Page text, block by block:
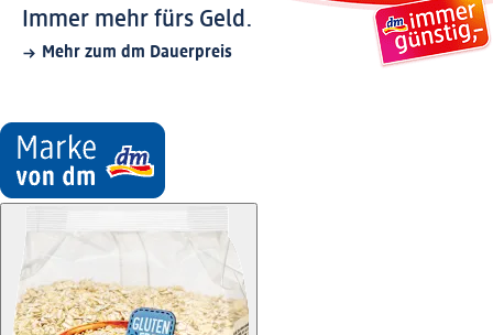
Immer mehr fürs Geld.
Mehr zum dm Dauerpreis